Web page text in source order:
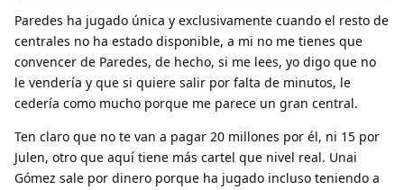
Paredes ha jugado única y exclusivamente cuando el resto de
centrales no ha estado disponible, a mi no me tienes que
convencer de Paredes, de hecho, si me lees, yo digo que no
le vendería y que si quiere salir por falta de minutos, le
cedería como mucho porque me parece un gran central.
Ten claro que no te van a pagar 20 millones por él, ni 15 por
Julen, otro que aquí tiene más cartel que nivel real. Unai
Gómez sale por dinero porque ha jugado incluso teniendo a